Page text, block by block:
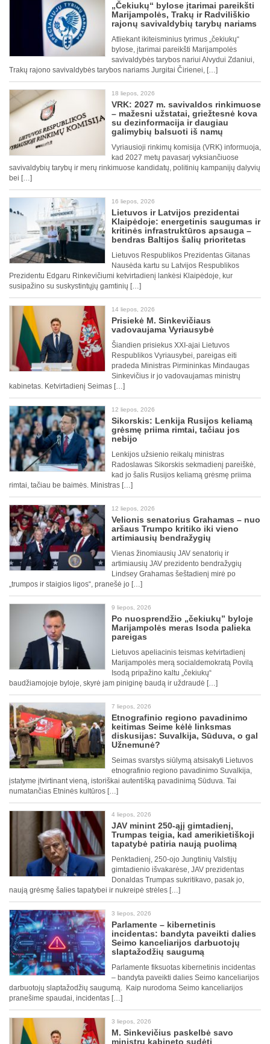
„Čekiukų“ bylose įtarimai pareikšti
Marijampolės, Trakų ir Radviliškio
rajonų savivaldybių tarybų nariams
Atliekant ikiteisminius tyrimus „čekiukų“
bylose, įtarimai pareikšti Marijampolės
savivaldybės tarybos nariui Alvydui Zdaniui,
Trakų rajono savivaldybės tarybos nariams Jurgitai Čirienei, […]
18 liepos, 2026
VRK: 2027 m. savivaldos rinkimuose
– mažesni užstatai, griežtesnė kova
su dezinformacija ir daugiau
galimybių balsuoti iš namų
Vyriausioji rinkimų komisija (VRK) informuoja,
kad 2027 metų pavasarį vyksiančiuose
savivaldybių tarybų ir merų rinkimuose kandidatų, politinių kampanijų dalyvių
bei […]
16 liepos, 2026
Lietuvos ir Latvijos prezidentai
Klaipėdoje: energetinis saugumas ir
kritinės infrastruktūros apsauga –
bendras Baltijos šalių prioritetas
Lietuvos Respublikos Prezidentas Gitanas
Nausėda kartu su Latvijos Respublikos
Prezidentu Edgaru Rinkevičiumi ketvirtadienį lankėsi Klaipėdoje, kur
susipažino su suskystintųjų gamtinių […]
14 liepos, 2026
Prisiekė M. Sinkevičiaus
vadovaujama Vyriausybė
Šiandien prisiekus XXI-ajai Lietuvos
Respublikos Vyriausybei, pareigas eiti
pradeda Ministras Pirmininkas Mindaugas
Sinkevičius ir jo vadovaujamas ministrų
kabinetas. Ketvirtadienį Seimas […]
12 liepos, 2026
Sikorskis: Lenkija Rusijos keliamą
grėsmę priima rimtai, tačiau jos
nebijo
Lenkijos užsienio reikalų ministras
Radoslawas Sikorskis sekmadienį pareiškė,
kad jo šalis Rusijos keliamą grėsmę priima
rimtai, tačiau be baimės. Ministras […]
12 liepos, 2026
Velionis senatorius Grahamas – nuo
aršaus Trumpo kritiko iki vieno
artimiausių bendražygių
Vienas žinomiausių JAV senatorių ir
artimiausių JAV prezidento bendražygių
Lindsey Grahamas šeštadienį mirė po
„trumpos ir staigios ligos“, pranešė jo […]
9 liepos, 2026
Po nuosprendžio „čekiukų” byloje
Marijampolės meras Isoda palieka
pareigas
Lietuvos apeliacinis teismas ketvirtadienį
Marijampolės merą socialdemokratą Povilą
Isodą pripažino kaltu „čekiukų“
baudžiamojoje byloje, skyrė jam piniginę baudą ir uždraudė […]
7 liepos, 2026
Etnografinio regiono pavadinimo
keitimas Seime kėlė linksmas
diskusijas: Suvalkija, Sūduva, o gal
Užnemunė?
Seimas svarstys siūlymą atsisakyti Lietuvos
etnografinio regiono pavadinimo Suvalkija,
įstatyme įtvirtinant vieną, istoriškai autentišką pavadinimą Sūduva. Tai
numatančias Etninės kultūros […]
4 liepos, 2026
JAV minint 250-ąjį gimtadienį,
Trumpas teigia, kad amerikietiškoji
tapatybė patiria naują puolimą
Penktadienį, 250-ojo Jungtinių Valstijų
gimtadienio išvakarėse, JAV prezidentas
Donaldas Trumpas sukritikavo, pasak jo,
naują grėsmę šalies tapatybei ir nukreipė strėles […]
3 liepos, 2026
Parlamente – kibernetinis
incidentas: bandyta paveikti dalies
Seimo kanceliarijos darbuotojų
slaptažodžių saugumą
Parlamente fiksuotas kibernetinis incidentas
– bandyta paveikti dalies Seimo kanceliarijos
darbuotojų slaptažodžių saugumą. Kaip nurodoma Seimo kanceliarijos
pranešime spaudai, incidentas […]
3 liepos, 2026
M. Sinkevičius paskelbė savo
ministrų kabineto sudėtį